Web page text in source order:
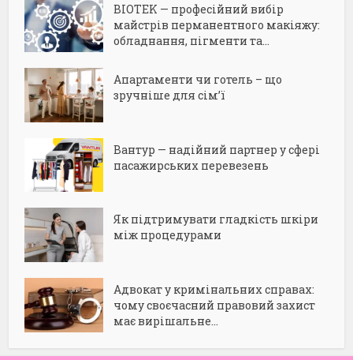
BIOTEK — професійний вибір
майстрів перманентного макіяжу:
обладнання, пігменти та...
Апартаменти чи готель – що
зручніше для сім’ї
Вантур — надійний партнер у сфері
пасажирських перевезень
Як підтримувати гладкість шкіри
між процедурами
Адвокат у кримінальних справах:
чому своєчасний правовий захист
має вирішальне...